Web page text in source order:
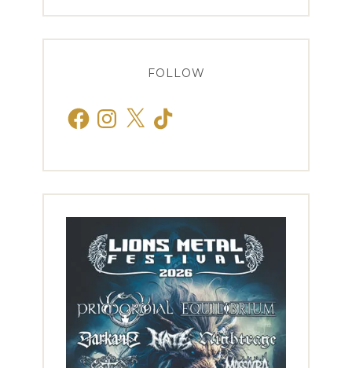
FOLLOW
FacebookInstagram
X TikTok